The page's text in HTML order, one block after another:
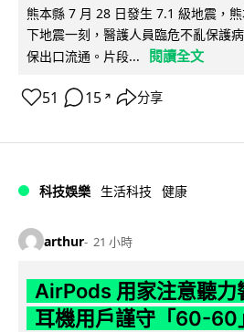
熊本縣 7 月 28 日發生 7.1 級地震，
下地震一刻，醫護人員臨危不亂保護
保出口流通。片段...
閱讀全文
51 15 ↗ 分享
科技娛樂 生活科技 健康
arthur 21 小時
AirPods 用家注意聽力
耳機用戶謹守「60-60